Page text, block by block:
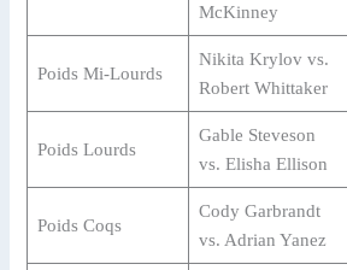
McKinney
Poids Mi-Lourds
Nikita Krylov vs.
Robert Whittaker
Poids Lourds
Gable Steveson
vs. Elisha Ellison
Poids Coqs
Cody Garbrandt
vs. Adrian Yanez